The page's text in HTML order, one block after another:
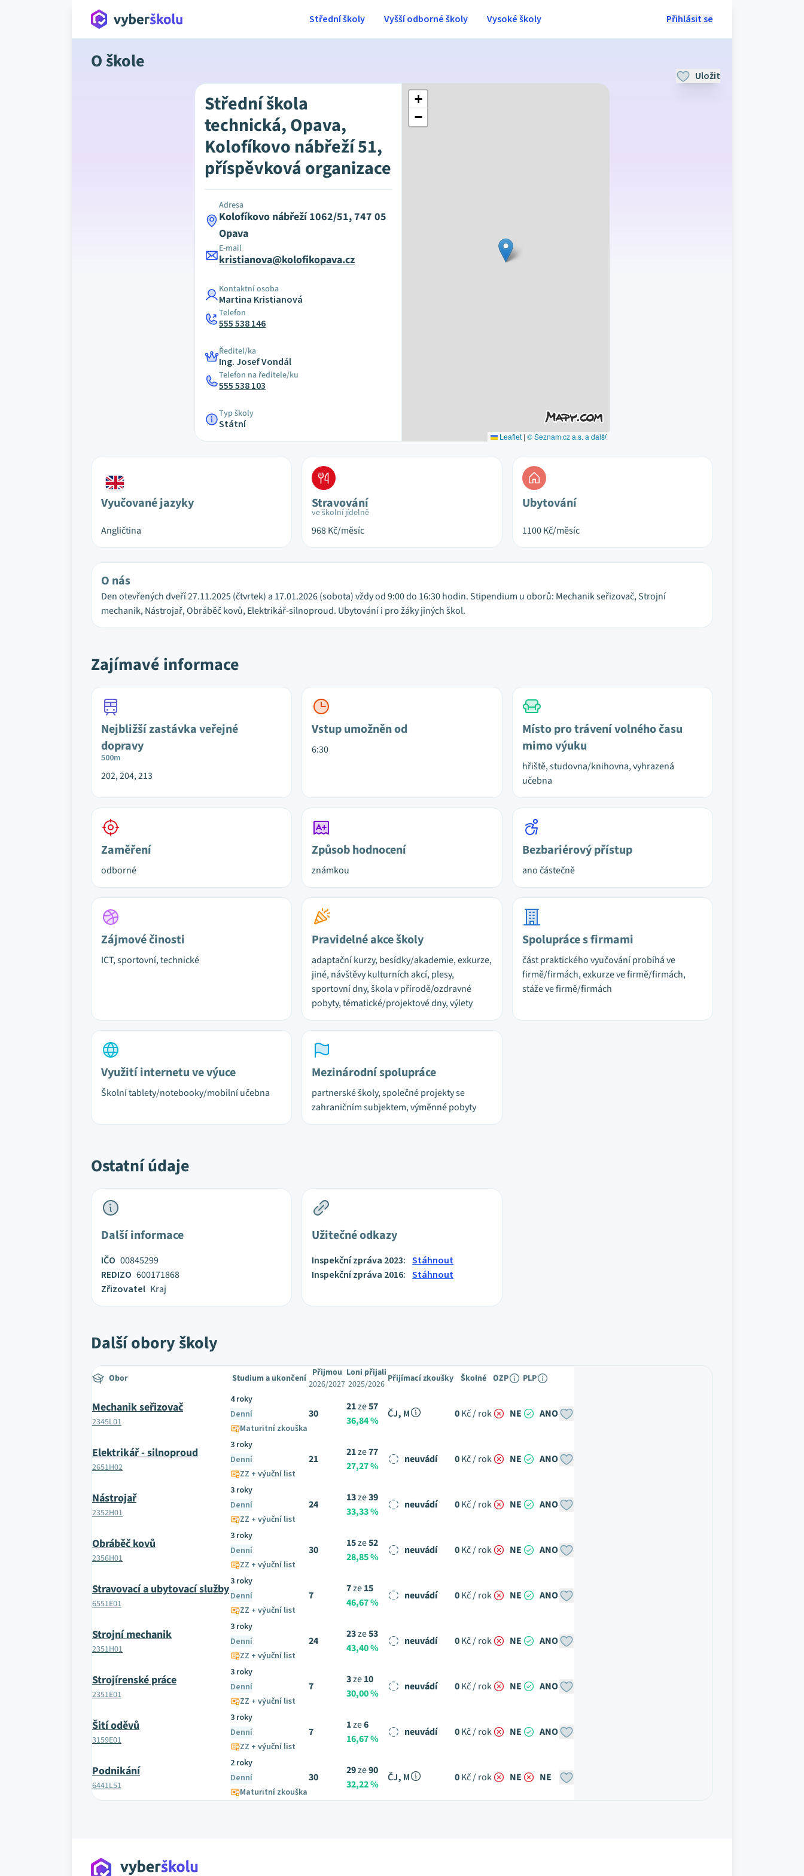
Přihlásit se
Střední školy Vyšší odborné školy Vysoké školy
O škole
Uložit
Střední škola
technická, Opava,
Kolofíkovo nábřeží 51,
příspěvková organizace
Adresa
Kolofíkovo nábřeží 1062/51, 747 05
Opava
E-mail
kristianova@kolofikopava.cz
Kontaktní osoba
Martina Kristianová
Telefon
555 538 146
Ředitel/ka
Ing. Josef Vondál
Telefon na ředitele/ku
555 538 103
Typ školy
Státní
+
−
Leaflet | © Seznam.cz a.s. a další
Vyučované jazyky
Angličtina
Stravování
ve školní jídelně
968Kč/měsíc
Ubytování
1100Kč/měsíc
O nás
Den otevřených dveří 27.11.2025 (čtvrtek) a 17.01.2026 (sobota) vždy od 9:00 do 16:30 hodin. Stipendium u oborů: Mechanik seřizovač, Strojní
mechanik, Nástrojař, Obráběč kovů, Elektrikář-silnoproud. Ubytování i pro žáky jiných škol.
Zajímavé informace
Nejbližší zastávka veřejné
dopravy
500m
202, 204, 213
Vstup umožněn od
6:30
Místo pro trávení volného času
mimo výuku
hřiště, studovna/knihovna, vyhrazená
učebna
Zaměření
odborné
Způsob hodnocení
známkou
Bezbariérový přístup
ano částečně
Zájmové činosti
ICT, sportovní, technické
Pravidelné akce školy
adaptační kurzy, besídky/akademie, exkurze,
jiné, návštěvy kulturních akcí, plesy,
sportovní dny, škola v přírodě/ozdravné
pobyty, tématické/projektové dny, výlety
Spolupráce s firmami
část praktického vyučování probíhá ve
firmě/firmách, exkurze ve firmě/firmách,
stáže ve firmě/firmách
Využití internetu ve výuce
Školní tablety/notebooky/mobilní učebna
Mezinárodní spolupráce
partnerské školy, společné projekty se
zahraničním subjektem, výměnné pobyty
Ostatní údaje
Další informace
IČO 00845299
REDIZO 600171868
Zřizovatel Kraj
Užitečné odkazy
Inspekční zpráva 2023: Stáhnout
Inspekční zpráva 2016: Stáhnout
Další obory školy
Obor Studium a ukončení Přijmou
2026/2027
Loni přijali
2025/2026 Přijímací zkoušky Školné OZP PLP
Mechanik seřizovač
2345L01
4 roky
Denní
Maturitní zkouška
30
21ze57
36,84 %
ČJ, M 0Kč / rok NE ANO
Elektrikář - silnoproud
2651H02
3 roky
Denní
ZZ + výuční list
21
21ze77
27,27 %
neuvádí 0Kč / rok NE ANO
Nástrojař
2352H01
3 roky
Denní
ZZ + výuční list
24
13ze39
33,33 %
neuvádí 0Kč / rok NE ANO
Obráběč kovů
2356H01
3 roky
Denní
ZZ + výuční list
30
15ze52
28,85 %
neuvádí 0Kč / rok NE ANO
Stravovací a ubytovací služby
6551E01
3 roky
Denní
ZZ + výuční list
7
7ze15
46,67 %
neuvádí 0Kč / rok NE ANO
Strojní mechanik
2351H01
3 roky
Denní
ZZ + výuční list
24
23ze53
43,40 %
neuvádí 0Kč / rok NE ANO
Strojírenské práce
2351E01
3 roky
Denní
ZZ + výuční list
7
3ze10
30,00 %
neuvádí 0Kč / rok NE ANO
Šití oděvů
3159E01
3 roky
Denní
ZZ + výuční list
7
1ze6
16,67 %
neuvádí 0Kč / rok NE ANO
Podnikání
6441L51
2 roky
Denní
Maturitní zkouška
30
29ze90
32,22 %
ČJ, M 0Kč / rok NE NE